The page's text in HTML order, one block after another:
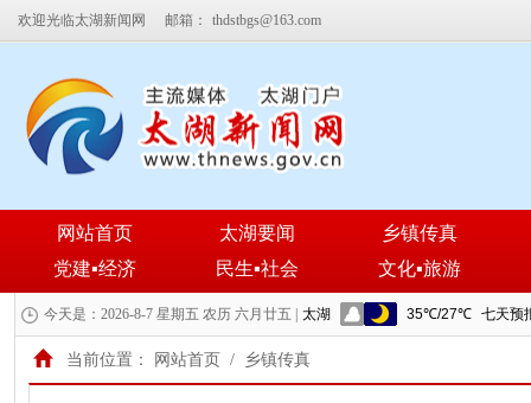
欢迎光临太湖新闻网 邮箱： thdstbgs@163.com
网站首页 太湖要闻
乡镇传真
党建▪经济
民生▪社会 文化▪旅游
今天是：2026-8-7 星期五 农历 六月廿五 |
当前位置： 网站首页 / 乡镇传真